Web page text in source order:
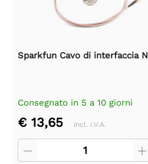
Sparkfun Cavo di interfaccia
Consegnato in 5 a 10 giorni
€ 13,65 incl. I.V.A.